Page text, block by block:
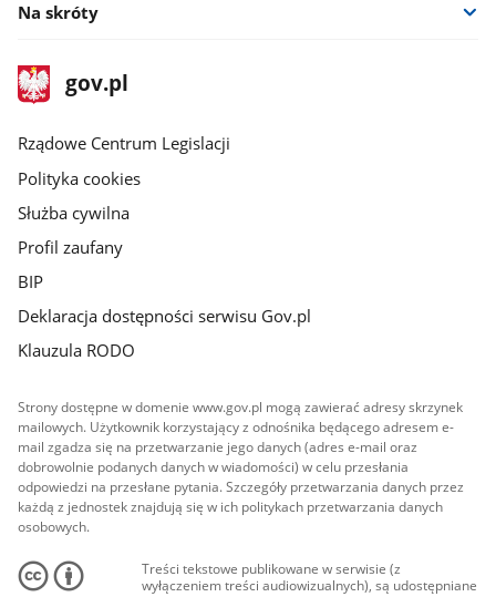
Na skróty
stopka
gov.plStrona
gov.pl
Rządowe Centrum Legislacji
Polityka cookies
Służba cywilna
Profil zaufany
BIP
Deklaracja dostępności serwisu Gov.pl
Klauzula RODO
Strony dostępne w domenie www.gov.pl mogą zawierać adresy skrzynek
mailowych. Użytkownik korzystający z odnośnika będącego adresem e-
mail zgadza się na przetwarzanie jego danych (adres e-mail oraz
dobrowolnie podanych danych w wiadomości) w celu przesłania
odpowiedzi na przesłane pytania. Szczegóły przetwarzania danych przez
każdą z jednostek znajdują się w ich politykach przetwarzania danych
osobowych.
Treści tekstowe publikowane w serwisie (z
wyłączeniem treści audiowizualnych), są udostępniane